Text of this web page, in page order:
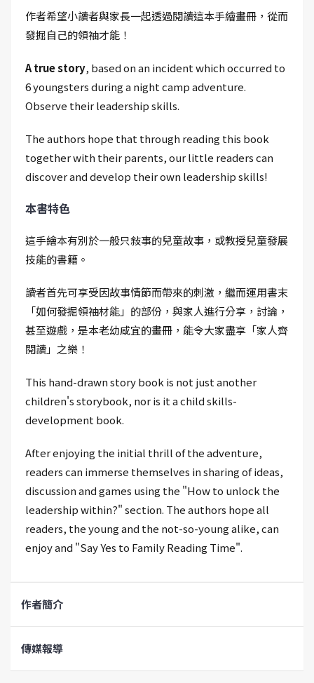
作者希望小讀者與家長一起透過閱讀這本手繪畫冊，從而
發掘自己的領䄂才能！
A true story, based on an incident which occurred to
6 youngsters during a night camp adventure.
Observe their leadership skills.
The authors hope that through reading this book
together with their parents, our little readers can
discover and develop their own leadership skills!
本書特色
這手繪本有別於一般只敍事的兒童故事，或教授兒童發展
技能的書籍。
讀者首先可享受因故事情節而帶來的刺激，繼而運用書末
「如何發掘領䄂材能」的部份，與家人進行分享，討論，
甚至遊戲，是本老幼咸宜的畫冊，能令大家盡享「家人齊
閱讀」之樂！
This hand-drawn story book is not just another
children's storybook, nor is it a child skills-
development book.
After enjoying the initial thrill of the adventure,
readers can immerse themselves in sharing of ideas,
discussion and games using the "How to unlock the
leadership within?" section. The authors hope all
readers, the young and the not-so-young alike, can
enjoy and "Say Yes to Family Reading Time".
作者簡介
傳媒報導